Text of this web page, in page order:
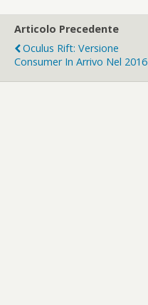
Articolo Precedente
Oculus Rift: Versione
Consumer In Arrivo Nel 2016